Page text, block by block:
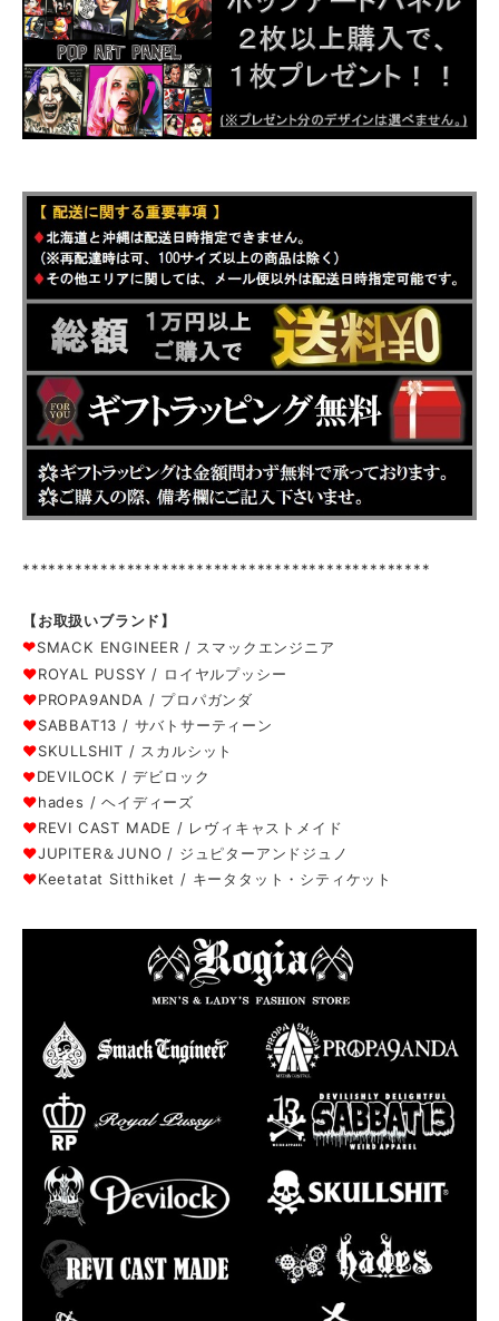
***********************************************
【お取扱いブランド】
❤SMACK ENGINEER / スマックエンジニア
❤ROYAL PUSSY / ロイヤルプッシー
❤PROPA9ANDA / プロパガンダ
❤SABBAT13 / サバトサーティーン
❤SKULLSHIT / スカルシット
❤DEVILOCK / デビロック
❤hades / ヘイディーズ
❤REVI CAST MADE / レヴィキャストメイド
❤JUPITER＆JUNO / ジュピターアンドジュノ
❤Keetatat Sitthiket / キータタット・シティケット